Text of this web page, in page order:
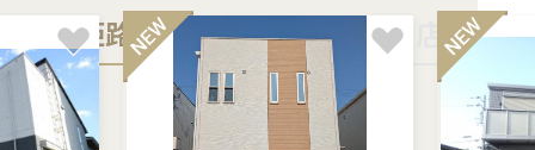
姫路中央店 加古川店